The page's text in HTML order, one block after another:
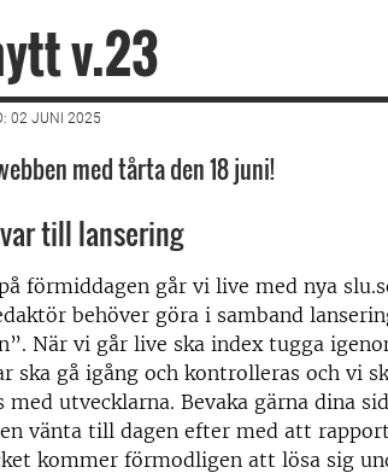
v.23
02 JUNI 2025
med tårta den 18 juni!
till lansering
förmiddagen går vi live med nya
behöver göra i samband
När vi går live ska index tugga
ska gå igång och kontrolleras och vi
med utvecklarna. Bevaka gärna dina
vänta till dagen efter med att
kommer förmodligen att lösa sig